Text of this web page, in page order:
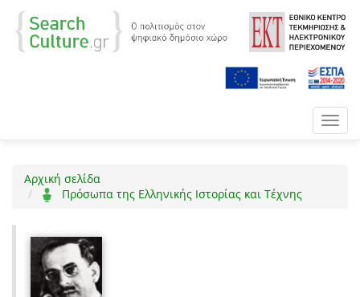
Αρχική σελίδα
Πρόσωπα της Ελληνικής Ιστορίας και Τέχνης